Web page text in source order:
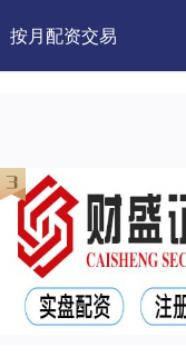
按月配资交易